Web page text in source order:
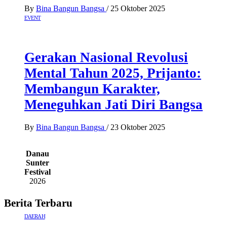
By Bina Bangun Bangsa / 25 Oktober 2025
EVENT
Gerakan Nasional Revolusi
Mental Tahun 2025, Prijanto:
Membangun Karakter,
Meneguhkan Jati Diri Bangsa
By Bina Bangun Bangsa / 23 Oktober 2025
Danau
Sunter
Festival
2026
Berita Terbaru
DAERAH